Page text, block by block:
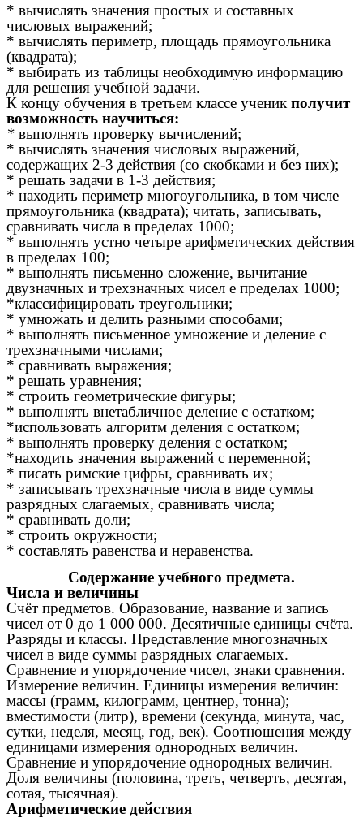
* вычислять значения простых и составных
числовых выражений;
* вычислять периметр, площадь прямоугольника
(квадрата);
* выбирать из таблицы необходимую информацию
для решения учебной задачи.
К концу обучения в третьем классе ученик получит
возможность научиться:
* выполнять проверку вычислений;
* вычислять значения числовых выражений,
содержащих 2-3 действия (со скобками и без них);
* решать задачи в 1-3 действия;
* находить периметр многоугольника, в том числе
прямоугольника (квадрата); читать, записывать,
сравнивать числа в пределах 1000;
* выполнять устно четыре арифметических действия
в пределах 100;
* выполнять письменно сложение, вычитание
двузначных и трехзначных чисел е пределах 1000;
*классифицировать треугольники;
* умножать и делить разными способами;
* выполнять письменное умножение и деление с
трехзначными числами;
* сравнивать выражения;
* решать уравнения;
* строить геометрические фигуры;
* выполнять внетабличное деление с остатком;
*использовать алгоритм деления с остатком;
* выполнять проверку деления с остатком;
*находить значения выражений с переменной;
* писать римские цифры, сравнивать их;
* записывать трехзначные числа в виде суммы
разрядных слагаемых, сравнивать числа;
* сравнивать доли;
* строить окружности;
* составлять равенства и неравенства.
Содержание учебного предмета.
Числа и величины
Счёт предметов. Образование, название и запись
чисел от 0 до 1 000 000. Десятичные единицы счёта.
Разряды и классы. Представление многозначных
чисел в виде суммы разрядных слагаемых.
Сравнение и упорядочение чисел, знаки сравнения.
Измерение величин. Единицы измерения величин:
массы (грамм, килограмм, центнер, тонна);
вместимости (литр), времени (секунда, минута, час,
сутки, неделя, месяц, год, век). Соотношения между
единицами измерения однородных величин.
Сравнение и упорядочение однородных величин.
Доля величины (половина, треть, четверть, десятая,
сотая, тысячная).
Арифметические действия